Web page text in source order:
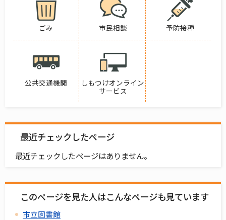
ごみ 市民相談 予防接種
公共交通機関
しもつけオンライン
サービス
最近チェックしたページ
最近チェックしたページはありません。
このページを見た人はこんなページも見ています
市立図書館